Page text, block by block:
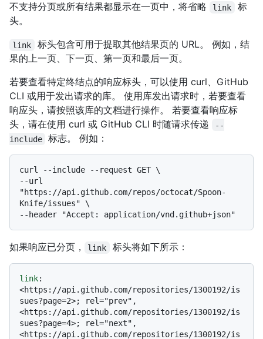
不支持分页或所有结果都显示在一页中，将省略
link
标
头。
link
标头包含可用于提取其他结果页的 URL。 例如，结
果的上一页、下一页、第一页和最后一页。
若要查看特定终结点的响应标头，可以使用 curl、GitHub
CLI 或用于发出请求的库。 使用库发出请求时，若要查看
响应头，请按照该库的文档进行操作。 若要查看响应标
头，请在使用 curl 或 GitHub CLI 时随请求传递
--
include
标志。 例如：
curl --include --request GET \
--url
"https://api.github.com/repos/octocat/Spoon-
Knife/issues" \
如果响应已分页， link 标头将如下所示：
link
<https://api.github.com/repositories/1300192/is
sues?page=2>; rel="prev",
<https://api.github.com/repositories/1300192/is
sues?page=4>; rel="next",
<https://api.github.com/repositories/1300192/is